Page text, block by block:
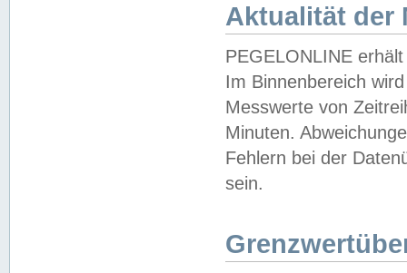
Aktualität der
PEGELONLINE
Im Binnenbereich
Messwerte von
Minuten.
Fehlern bei der
sein.